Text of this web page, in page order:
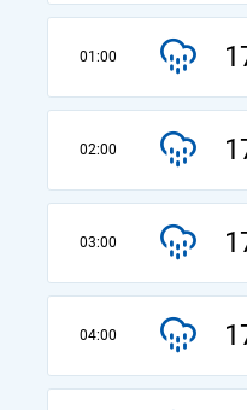
01:00
02:00
03:00
04:00